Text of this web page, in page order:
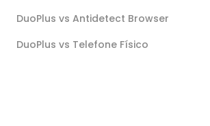
DuoPlus vs Antidetect Browser
DuoPlus vs Telefone Físico